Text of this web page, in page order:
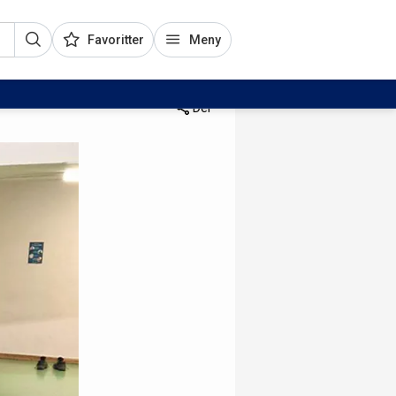
Favoritter Meny
Del